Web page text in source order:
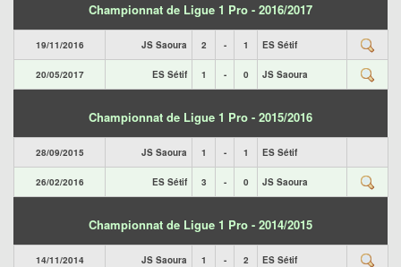
Championnat de Ligue 1 Pro - 2016/2017
19/11/2016 JS Saoura 2 - 1 ES Sétif
20/05/2017 ES Sétif 1 - 0 JS Saoura
Championnat de Ligue 1 Pro - 2015/2016
28/09/2015 JS Saoura 1 - 1 ES Sétif
26/02/2016 ES Sétif 3 - 0 JS Saoura
Championnat de Ligue 1 Pro - 2014/2015
14/11/2014 JS Saoura 1 - 2 ES Sétif